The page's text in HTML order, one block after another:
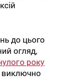
до цього
огляд,
року
виключно